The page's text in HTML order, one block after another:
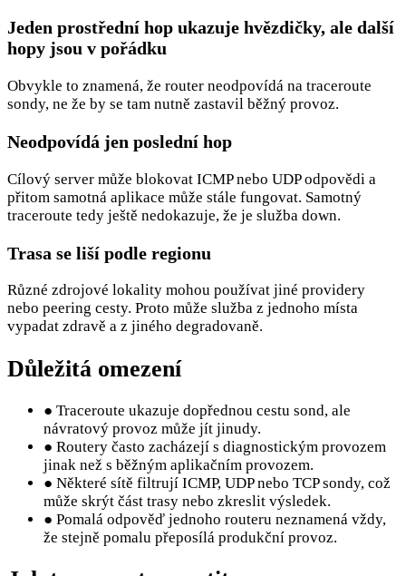
Jeden prostřední hop ukazuje hvězdičky, ale další
hopy jsou v pořádku
Obvykle to znamená, že router neodpovídá na traceroute
sondy, ne že by se tam nutně zastavil běžný provoz.
Neodpovídá jen poslední hop
Cílový server může blokovat ICMP nebo UDP odpovědi a
přitom samotná aplikace může stále fungovat. Samotný
traceroute tedy ještě nedokazuje, že je služba down.
Trasa se liší podle regionu
Různé zdrojové lokality mohou používat jiné providery
nebo peering cesty. Proto může služba z jednoho místa
vypadat zdravě a z jiného degradovaně.
Důležitá omezení
● Traceroute ukazuje dopřednou cestu sond, ale
návratový provoz může jít jinudy.
● Routery často zacházejí s diagnostickým provozem
jinak než s běžným aplikačním provozem.
● Některé sítě filtrují ICMP, UDP nebo TCP sondy, což
může skrýt část trasy nebo zkreslit výsledek.
● Pomalá odpověď jednoho routeru neznamená vždy,
že stejně pomalu přeposílá produkční provoz.